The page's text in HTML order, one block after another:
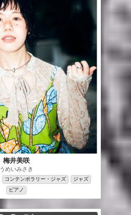
梅井美咲
うめいみさき
コンテンポラリー・ジャズ
ジャズ
ピアノ